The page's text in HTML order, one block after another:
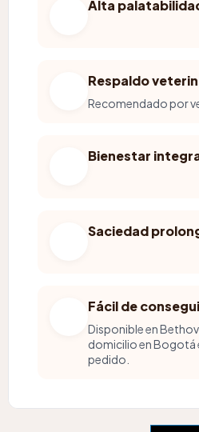
Alta
Respaldo
Recomendado por
Bienestar
Saciedad
Fácil de
Disponible en
domicilio en Bogotá
pedido.